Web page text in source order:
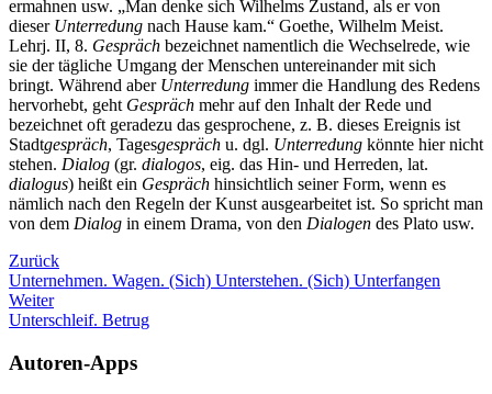
ermahnen usw. „Man denke sich Wilhelms Zustand, als er von
dieser Unterredung nach Hause kam.“ Goethe, Wilhelm Meist.
Lehrj. II, 8. Gespräch bezeichnet namentlich die Wechselrede, wie
sie der tägliche Umgang der Menschen untereinander mit sich
bringt. Während aber Unterredung immer die Handlung des Redens
hervorhebt, geht Gespräch mehr auf den Inhalt der Rede und
bezeichnet oft geradezu das gesprochene, z. B. dieses Ereignis ist
Stadtgespräch, Tagesgespräch u. dgl. Unterredung könnte hier nicht
stehen. Dialog (gr. dialogos, eig. das Hin- und Herreden, lat.
dialogus) heißt ein Gespräch hinsichtlich seiner Form, wenn es
nämlich nach den Regeln der Kunst ausgearbeitet ist. So spricht man
von dem Dialog in einem Drama, von den Dialogen des Plato usw.
Zurück
Unternehmen. Wagen. (Sich) Unterstehen. (Sich) Unterfangen
Weiter
Unterschleif. Betrug
Autoren-Apps